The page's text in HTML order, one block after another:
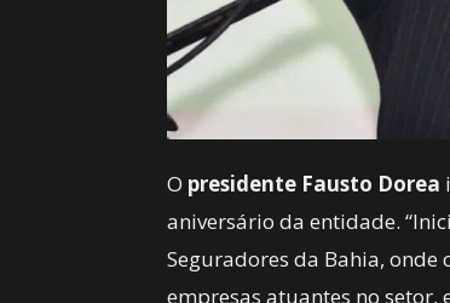
O presidente Fausto Dorea
aniversário da entidade.
Seguradores da Bahia,
empresas atuantes no